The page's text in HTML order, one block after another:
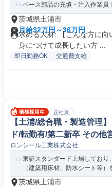
ベース部品の充填・注入作業員
茨城県土浦市
月給32万円～36万円
求める人材: 【こんな方に
身につけて成長したい方 ...
即日勤務OK 交通費支給
正社員
【土浦/総合職・製造管理
ド/転勤有/第二新卒 その他
ロンシール工業株式会社
東証スタンダード上場しており
（建築用床材、防水シート等）
茨城県土浦市